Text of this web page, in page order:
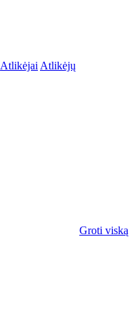
Atlikėjai Atlikėjų
Groti viską